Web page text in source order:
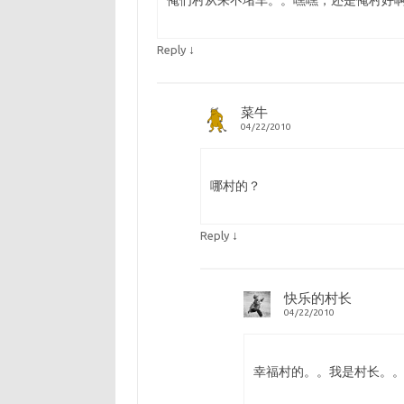
Reply ↓
菜牛
04/22/2010
哪村的？
Reply ↓
快乐的村长
04/22/2010
幸福村的。。我是村长。。